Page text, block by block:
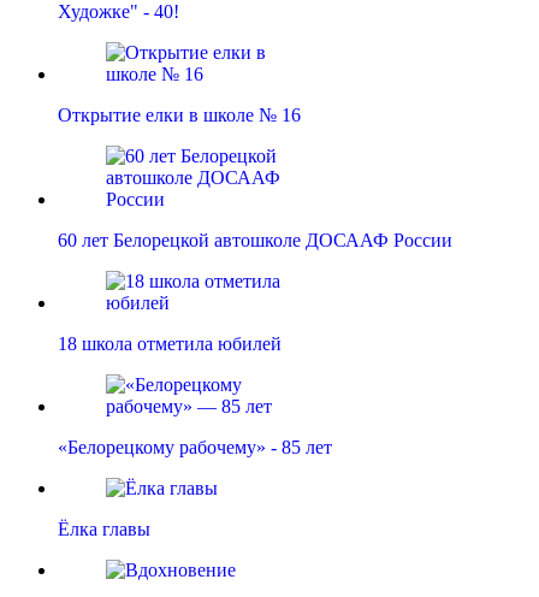
Художке" - 40!
Открытие елки в школе № 16
60 лет Белорецкой автошколе ДОСААФ России
18 школа отметила юбилей
«Белорецкому рабочему» - 85 лет
Ёлка главы